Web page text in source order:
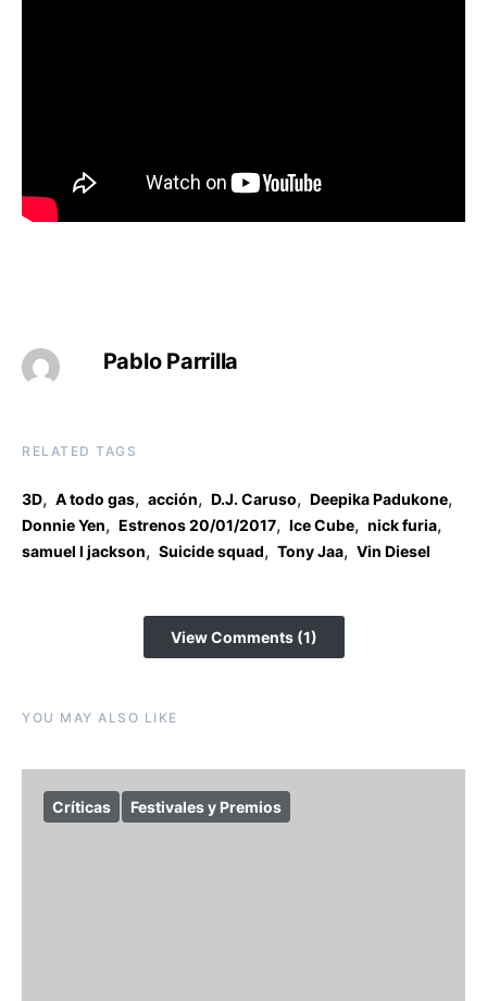
Pablo Parrilla
RELATED TAGS
3D, A todo gas, acción, D.J. Caruso, Deepika Padukone,
Donnie Yen, Estrenos 20/01/2017, Ice Cube, nick furia,
samuel l jackson, Suicide squad, Tony Jaa, Vin Diesel
View Comments (1)
YOU MAY ALSO LIKE
Críticas Festivales y Premios